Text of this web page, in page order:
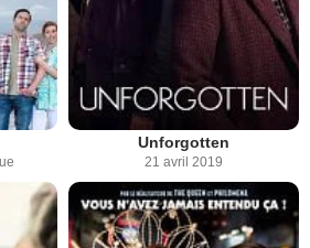
Unforgotten
21 avril 2019